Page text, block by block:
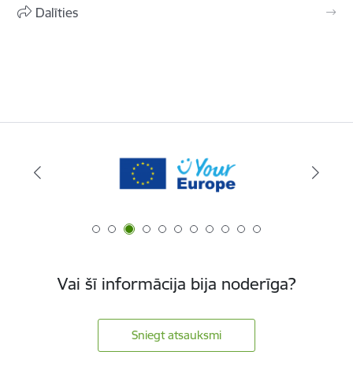
Dalīties
Vai šī informācija bija noderīga?
Sniegt atsauksmi